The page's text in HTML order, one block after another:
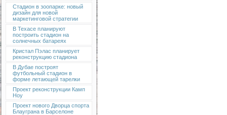
Стадион в зоопарке: новый
дизайн для новой
маркетинговой стратегии
В Техасе планируют
построить стадион на
солнечных батареях
Кристал Пэлас планирует
реконструкцию стадиона
В Дубае построят
футбольный стадион в
форме летающей тарелки
Проект реконструкции Камп
Ноу
Проект нового Дворца спорта
Блауграна в Барселоне